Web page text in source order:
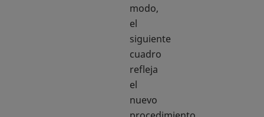
modo,
el
siguiente
cuadro
refleja
el
nuevo